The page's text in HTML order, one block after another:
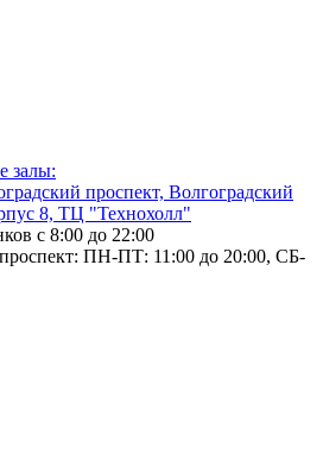
залы:
проспект, Волгоградский
8, ТЦ "Технохолл"
с 8:00 до 22:00
ПН-ПТ: 11:00 до 20:00, СБ-